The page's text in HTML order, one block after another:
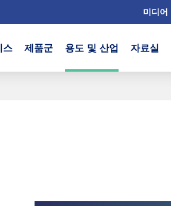
미디어
스 제품군 용도 및 산업 자료실